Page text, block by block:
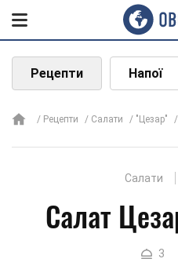
Рецепти Напої
Рецепти Салати "Цезар"
Салати
Салат
3